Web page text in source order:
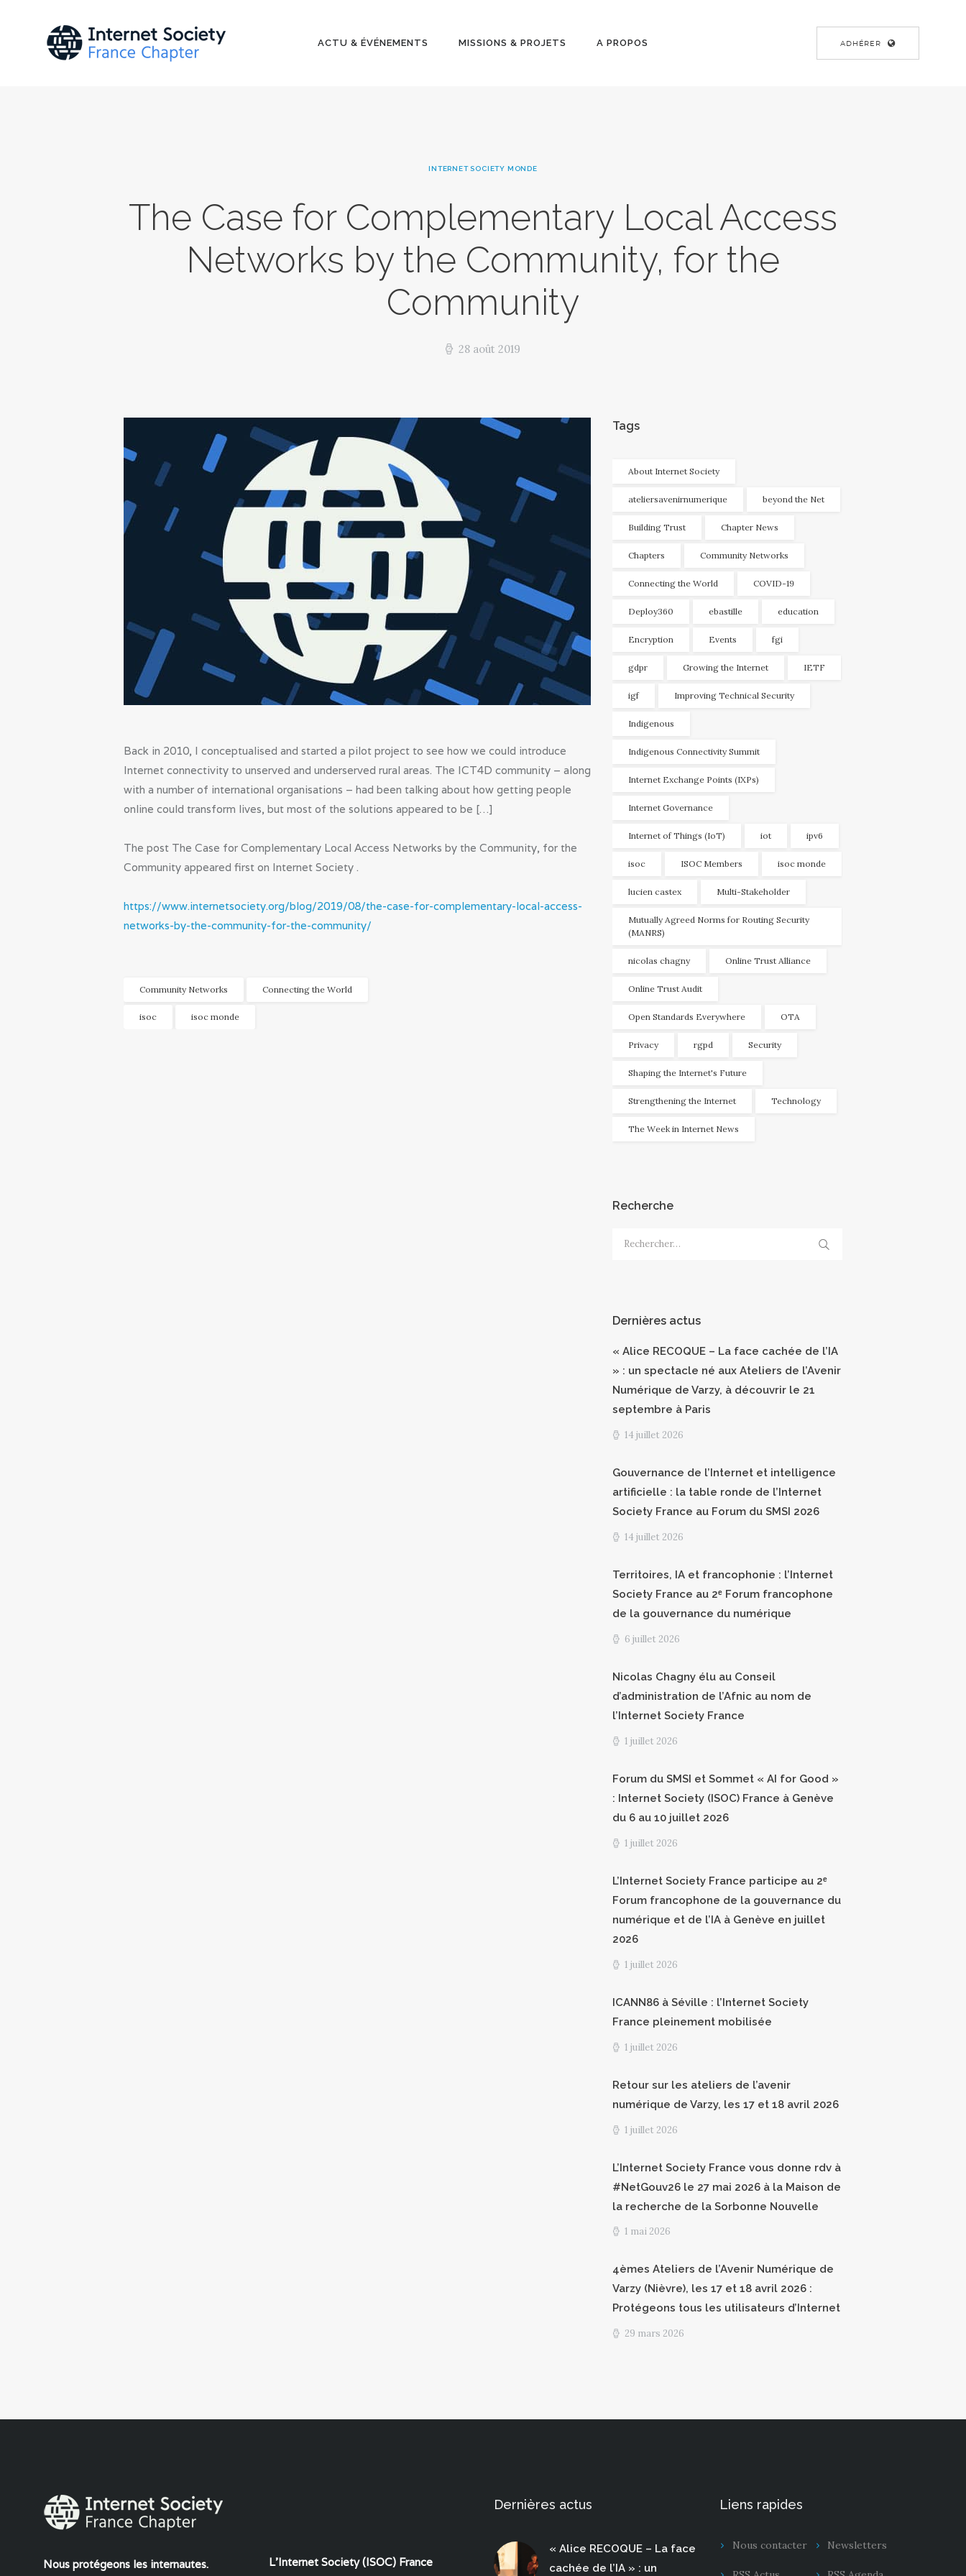
ACTU & ÉVÉNEMENTS MISSIONS & PROJETS A PROPOS ADHÉRER
INTERNET SOCIETY MONDE
The Case for Complementary Local Access
Networks by the Community, for the
Community
28 août 2019
ÉVÉNEMENT
Back in 2010, I conceptualised and started a pilot project to see how we could introduce
Internet connectivity to unserved and underserved rural areas. The ICT4D community – along
with a number of international organisations – had been talking about how getting people
online could transform lives, but most of the solutions appeared to be […]
The post The Case for Complementary Local Access Networks by the Community, for the
Community appeared first on Internet Society .
https://www.internetsociety.org/blog/2019/08/the-case-for-complementary-local-access-
networks-by-the-community-for-the-community/
Community Networks Connecting the World
isoc isoc monde
Tags
About Internet Society
ateliersavenirnumerique beyond the Net
Building Trust Chapter News
Chapters Community Networks
Connecting the World COVID-19
Deploy360 ebastille education
Encryption Events fgi
gdpr Growing the Internet IETF
igf Improving Technical Security
Indigenous
Indigenous Connectivity Summit
Internet Exchange Points (IXPs)
Internet Governance
Internet of Things (IoT) iot ipv6
isoc ISOC Members isoc monde
lucien castex Multi-Stakeholder
Mutually Agreed Norms for Routing Security
(MANRS)
nicolas chagny Online Trust Alliance
Online Trust Audit
Open Standards Everywhere OTA
Privacy rgpd Security
Shaping the Internet's Future
Strengthening the Internet Technology
The Week in Internet News
Recherche
Rechercher :
Dernières actus
« Alice RECOQUE – La face cachée de l’IA
» : un spectacle né aux Ateliers de l’Avenir
Numérique de Varzy, à découvrir le 21
septembre à Paris
14 juillet 2026
Gouvernance de l’Internet et intelligence
artificielle : la table ronde de l’Internet
Society France au Forum du SMSI 2026
14 juillet 2026
Territoires, IA et francophonie : l’Internet
Society France au 2ᵉ Forum francophone
de la gouvernance du numérique
6 juillet 2026
Nicolas Chagny élu au Conseil
d’administration de l’Afnic au nom de
l’Internet Society France
1 juillet 2026
Forum du SMSI et Sommet « AI for Good »
: Internet Society (ISOC) France à Genève
du 6 au 10 juillet 2026
1 juillet 2026
L’Internet Society France participe au 2ᵉ
Forum francophone de la gouvernance du
numérique et de l’IA à Genève en juillet
2026
1 juillet 2026
ICANN86 à Séville : l’Internet Society
France pleinement mobilisée
1 juillet 2026
Retour sur les ateliers de l’avenir
numérique de Varzy, les 17 et 18 avril 2026
1 juillet 2026
L’Internet Society France vous donne rdv à
#NetGouv26 le 27 mai 2026 à la Maison de
la recherche de la Sorbonne Nouvelle
1 mai 2026
4èmes Ateliers de l’Avenir Numérique de
Varzy (Nièvre), les 17 et 18 avril 2026 :
Protégeons tous les utilisateurs d’Internet
29 mars 2026
Nous protégeons les internautes.
L'Internet Society (ISOC) France
Dernières actus
« Alice RECOQUE – La face
cachée de l’IA » : un
Liens rapides
Nous contacter Newsletters